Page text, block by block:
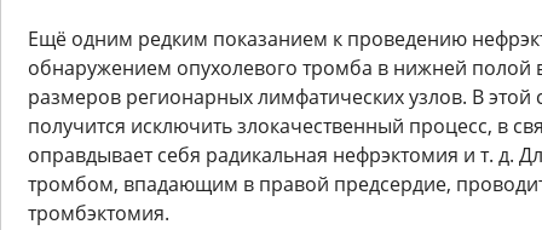
Ещё одним редким показанием к проведению
обнаружением опухолевого тромба в нижней полой
размеров регионарных лимфатических узлов. В этой
получится исключить злокачественный процесс, в
оправдывает себя радикальная нефрэктомия и т. д.
тромбом, впадающим в правой предсердие,
тромбэктомия.